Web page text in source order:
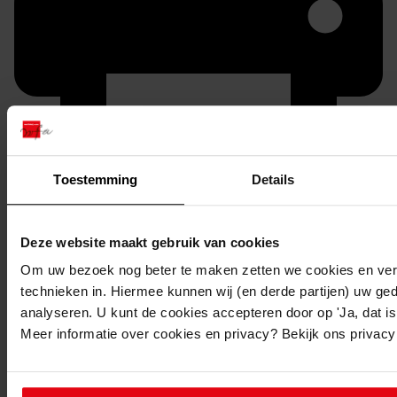
Toestemming Details
Deze website maakt gebruik van cookies
Om uw bezoek nog beter te maken zetten we cookies en
technieken in. Hiermee kunnen wij (en derde partijen) uw
analyseren. U kunt de cookies accepteren door op 'Ja, dat
Meer informatie over cookies en privacy? Bekijk ons
Printen
Inventaris